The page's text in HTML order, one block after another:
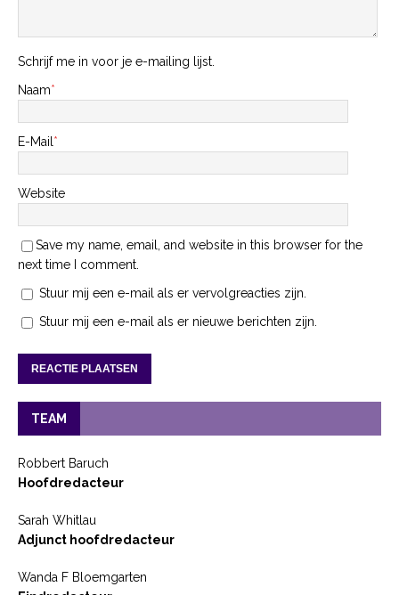
Schrijf me in voor je e-mailing lijst.
Naam*
E-Mail *
Website
Save my name, email, and website in this browser for the
next time I comment.
Stuur mij een e-mail als er vervolgreacties zijn.
Stuur mij een e-mail als er nieuwe berichten zijn.
TEAM
Robbert Baruch
Hoofdredacteur
Sarah Whitlau
Adjunct hoofdredacteur
Wanda F Bloemgarten